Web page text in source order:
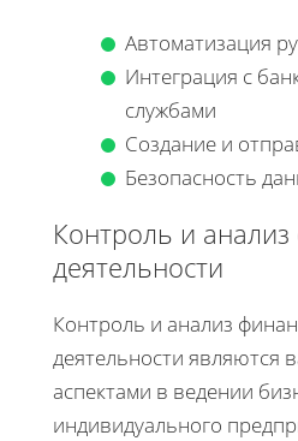
Автоматизация
Интеграция с
службами
Создание и
Безопасность
Контроль и
деятельности
Контроль и анализ
деятельности являются
аспектами в ведении
индивидуального